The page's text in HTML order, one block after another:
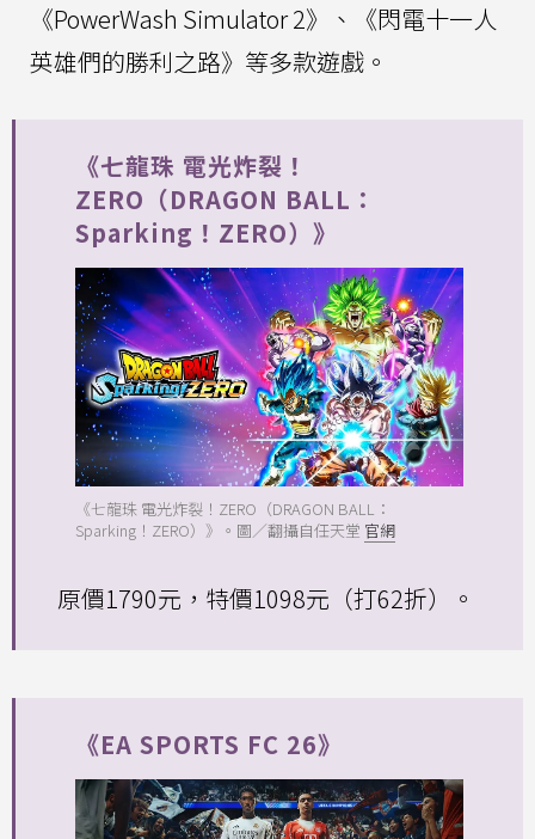
《PowerWash Simulator 2》、《閃電十一人
英雄們的勝利之路》等多款遊戲。
《七龍珠 電光炸裂！
ZERO（DRAGON BALL：
Sparking！ZERO）》
《七龍珠 電光炸裂！ZERO（DRAGON BALL：
Sparking！ZERO）》。圖／翻攝自任天堂 官網
原價1790元，特價1098元（打62折）。
《EA SPORTS FC 26》